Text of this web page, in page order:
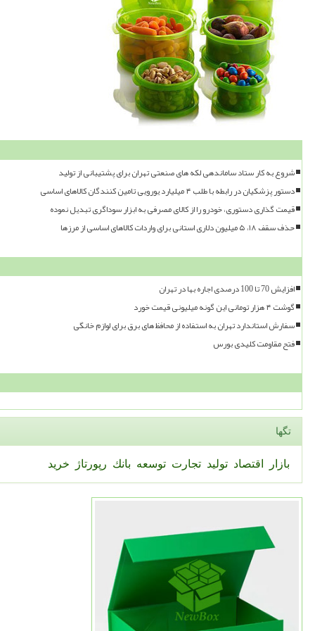
شروع به کار ستاد ساماندهی لکه های صنعتی تهران برای پشتیبانی از تولید
دستور پزشکیان در رابطه با طلب ۴ میلیارد یورویی تامین کنندگان کالاهای اساسی
قیمت گذاری دستوری، خودرو را از کالای مصرفی به ابزار سوداگری تبدیل نموده
حذف سقف ۱۸، ۵ میلیون دلاری استانی برای واردات کالاهای اساسی از مرزها
افزایش 70 تا 100 درصدی اجاره بها در تهران
گوشت ۴ هزار تومانی این گونه میلیونی قیمت خورد
سفارش استاندارد تهران به استفاده از محافظ های برق برای لوازم خانگی
فتح مقاومت کلیدی بورس
تگها
بازار اقتصاد تولید تجارت توسعه بانك رپورتاژ خرید